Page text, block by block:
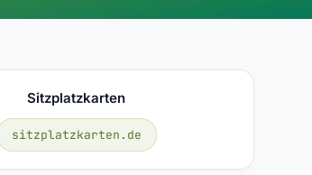
Sitzplatzkarten
sitzplatzkarten.de